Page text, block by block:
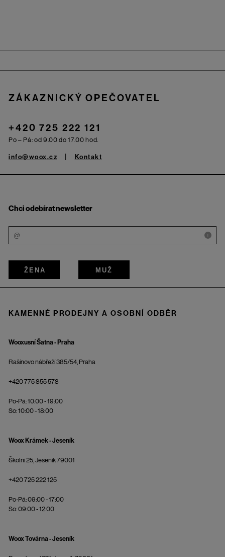
ZÁKAZNICKÝ OPEČOVATEL
+420 725 222 121
Po – Pá: od 9.00 do 17.00 hod.
info@woox.cz Kontakt
Chci odebírat newsletter
i
ŽENA MUŽ
KAMENNÉ PRODEJNY A OSOBNÍ ODBĚR
Wooxusní Šatna - Praha
Rašínovo nábřeží 385/54, Praha
+420 775 855 578
Po-Pá: 10:00 - 19:00
So: 10:00 - 18:00
Woox Krámek - Jeseník
Školní 25, Jeseník 79001
+420 725 222 125
Po-Pá: 09:00 - 17:00
So: 09:00 - 12:00
Woox Továrna - Jeseník